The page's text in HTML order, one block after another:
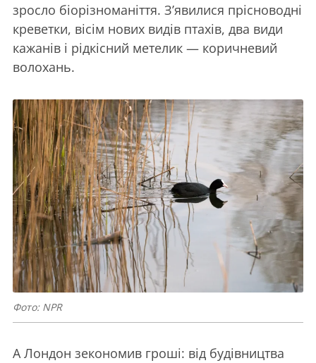
зросло біорізноманіття. З’явилися прісноводні
креветки, вісім нових видів птахів, два види
кажанів і рідкісний метелик — коричневий
волохань.
Фото: NPR
А Лондон зекономив гроші: від будівництва